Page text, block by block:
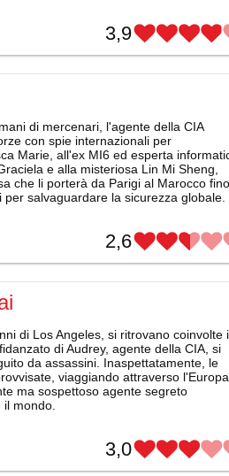
3,9
di mercenari, l'agente della CIA
con spie internazionali per
Marie, all'ex MI6 ed esperta
e alla misteriosa Lin Mi Sheng,
che li porterà da Parigi al Marocco
salvaguardare la sicurezza globale.
2,6
di Los Angeles, si ritrovano coinvolte
di Audrey, agente della CIA, si
da assassini. Inaspettatamente, le
viaggiando attraverso l'Europa
ma sospettoso agente segreto
mondo.
3,0